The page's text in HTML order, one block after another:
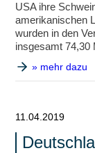
USA ihre
amerikanischen
wurden in den
insgesamt 74,30
» mehr dazu
11.04.2019